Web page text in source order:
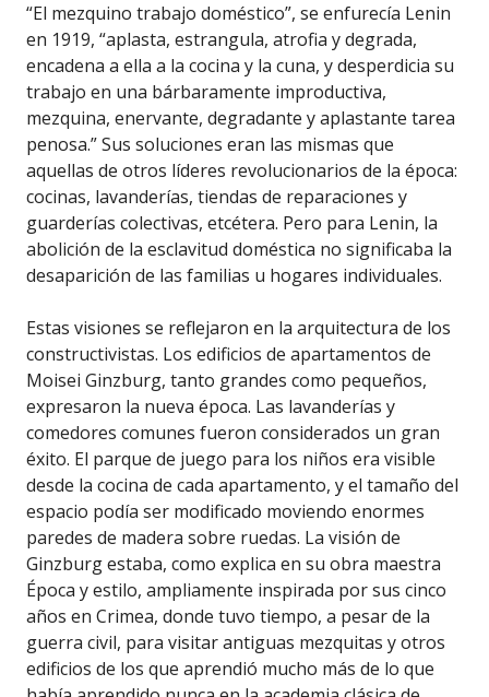
“El mezquino trabajo doméstico”, se enfurecía Lenin
en 1919, “aplasta, estrangula, atrofia y degrada,
encadena a ella a la cocina y la cuna, y desperdicia su
trabajo en una bárbaramente improductiva,
mezquina, enervante, degradante y aplastante tarea
penosa.” Sus soluciones eran las mismas que
aquellas de otros líderes revolucionarios de la época:
cocinas, lavanderías, tiendas de reparaciones y
guarderías colectivas, etcétera. Pero para Lenin, la
abolición de la esclavitud doméstica no significaba la
desaparición de las familias u hogares individuales.
Estas visiones se reflejaron en la arquitectura de los
constructivistas. Los edificios de apartamentos de
Moisei Ginzburg, tanto grandes como pequeños,
expresaron la nueva época. Las lavanderías y
comedores comunes fueron considerados un gran
éxito. El parque de juego para los niños era visible
desde la cocina de cada apartamento, y el tamaño del
espacio podía ser modificado moviendo enormes
paredes de madera sobre ruedas. La visión de
Ginzburg estaba, como explica en su obra maestra
Época y estilo, ampliamente inspirada por sus cinco
años en Crimea, donde tuvo tiempo, a pesar de la
guerra civil, para visitar antiguas mezquitas y otros
edificios de los que aprendió mucho más de lo que